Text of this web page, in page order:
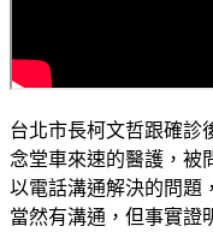
台北市長柯文哲跟確診
念堂車來速的醫護，被
以電話溝通解決的問題
當然有溝通，但事實證